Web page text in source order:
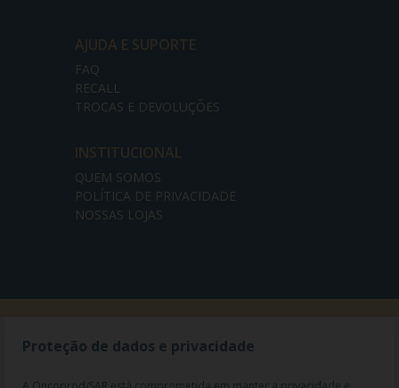
AJUDA E SUPORTE
FAQ
RECALL
TROCAS E DEVOLUÇÕES
INSTITUCIONAL
QUEM SOMOS
POLÍTICA DE PRIVACIDADE
NOSSAS LOJAS
Proteção de dados e privacidade